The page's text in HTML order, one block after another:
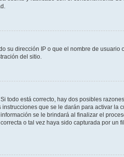
su dirección IP o que el nombre de
del sitio.
todo está correcto, hay dos posibles
que se le darán para activar la
se le brindará al finalizar el
o tal vez haya sido capturada por